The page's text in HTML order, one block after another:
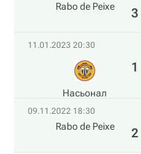
Rabo de Peixe 3
11.01.2023 20:30
Насьонал
1
09.11.2022 18:30
Rabo de Peixe 2